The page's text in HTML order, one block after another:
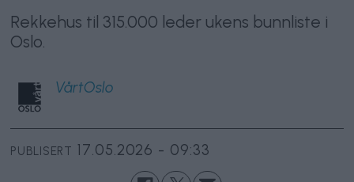
Rekkehus til 315.000 leder ukens bunnliste i
Oslo.
VårtOslo
PUBLISERT 17.05.2026 - 09:33